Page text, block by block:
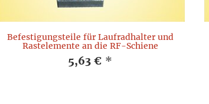
Befestigungsteile für Laufradhalter und
Rastelemente an die RF-Schiene
5,63 € *